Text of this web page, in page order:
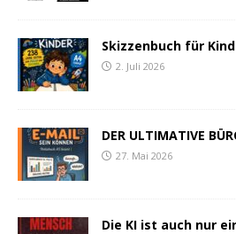
Skizzenbuch für
2. Juli 2026
DER ULTIMATIVE
27. Mai 2026
Die KI ist auch nur